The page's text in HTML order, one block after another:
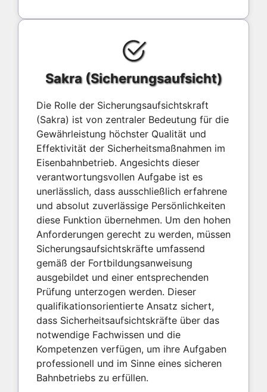
Sakra (Sicherungsaufsicht)
Die Rolle der Sicherungsaufsichtskraft
(Sakra) ist von zentraler Bedeutung für die
Gewährleistung höchster Qualität und
Effektivität der Sicherheitsmaßnahmen im
Eisenbahnbetrieb. Angesichts dieser
verantwortungsvollen Aufgabe ist es
unerlässlich, dass ausschließlich erfahrene
und absolut zuverlässige Persönlichkeiten
diese Funktion übernehmen. Um den hohen
Anforderungen gerecht zu werden, müssen
Sicherungsaufsichtskräfte umfassend
gemäß der Fortbildungsanweisung
ausgebildet und einer entsprechenden
Prüfung unterzogen werden. Dieser
qualifikationsorientierte Ansatz sichert,
dass Sicherheitsaufsichtskräfte über das
notwendige Fachwissen und die
Kompetenzen verfügen, um ihre Aufgaben
professionell und im Sinne eines sicheren
Bahnbetriebs zu erfüllen.